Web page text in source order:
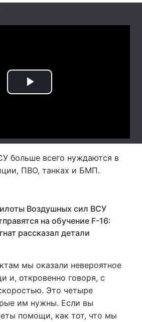
больше всего нуждаются в
ПВО, танках и БМП.
Воздушных сил ВСУ
на обучение F-16:
рассказал детали
мы оказали невероятное
и, откровенно говоря, с
Это четыре
им нужны. Если вы
помощи, как тот, что мы